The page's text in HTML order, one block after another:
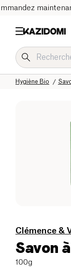
Hygiène Bio
Notre
Accueil
Clémence &
Savon
100g